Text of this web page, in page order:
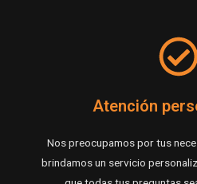
Atención
Nos preocupamos por tus
brindamos un servicio